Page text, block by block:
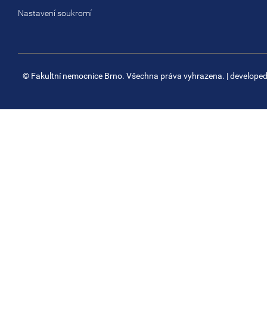
Nastavení soukromí
© Fakultní nemocnice Brno. Všechna práva vyhrazena. |